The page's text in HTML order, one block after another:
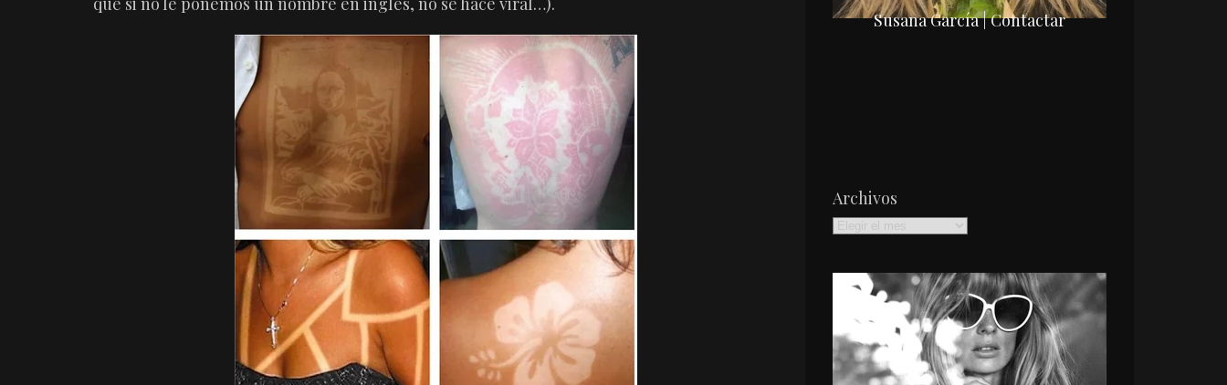
Susana García | Contactar
Archivos